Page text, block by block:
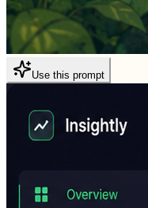
Use this prompt